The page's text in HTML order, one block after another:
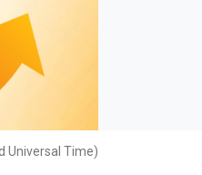
Universal Time)